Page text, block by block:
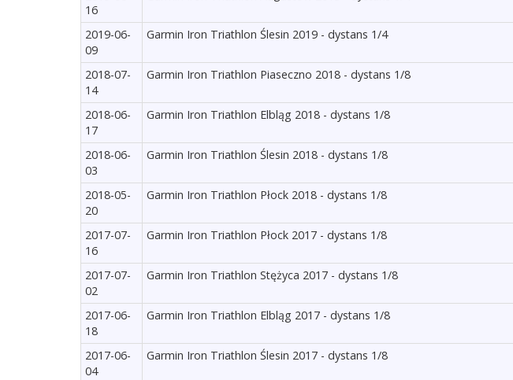
16
2019-06-
09
Garmin Iron Triathlon Ślesin 2019 - dystans 1/4
2018-07-
14
Garmin Iron Triathlon Piaseczno 2018 - dystans 1/8
2018-06-
17
Garmin Iron Triathlon Elbląg 2018 - dystans 1/8
2018-06-
03
Garmin Iron Triathlon Ślesin 2018 - dystans 1/8
2018-05-
20
Garmin Iron Triathlon Płock 2018 - dystans 1/8
2017-07-
16
Garmin Iron Triathlon Płock 2017 - dystans 1/8
2017-07-
02
Garmin Iron Triathlon Stężyca 2017 - dystans 1/8
2017-06-
18
Garmin Iron Triathlon Elbląg 2017 - dystans 1/8
2017-06-
04
Garmin Iron Triathlon Ślesin 2017 - dystans 1/8